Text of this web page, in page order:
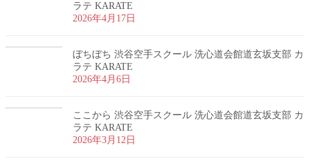
ラテ KARATE
2026年4月17日
ぼちぼち 渋谷空手スクール 洗心道会館道玄坂支部 カ
ラテ KARATE
2026年4月6日
ここから 渋谷空手スクール 洗心道会館道玄坂支部 カ
ラテ KARATE
2026年3月12日